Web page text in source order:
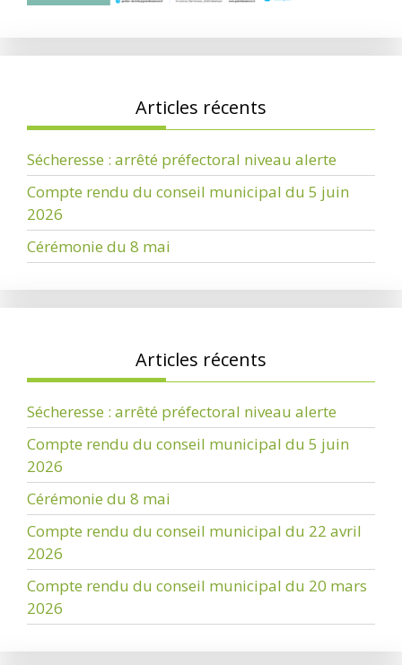
Articles récents
Sécheresse : arrêté préfectoral niveau alerte
Compte rendu du conseil municipal du 5 juin
2026
Cérémonie du 8 mai
Articles récents
Sécheresse : arrêté préfectoral niveau alerte
Compte rendu du conseil municipal du 5 juin
2026
Cérémonie du 8 mai
Compte rendu du conseil municipal du 22 avril
2026
Compte rendu du conseil municipal du 20 mars
2026